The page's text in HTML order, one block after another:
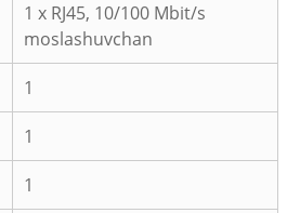
1 x RJ45, 10/100 Mbit/s
moslashuvchan
1
1
1